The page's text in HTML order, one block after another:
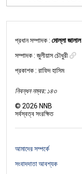
প্রধান সম্পাদক :মোল্লা জালাল
সম্পাদক :জুলীয়াস চৌধুরী
প্রকাশক : রাফিদ হাসিম
নিবন্ধন নম্বর: ১৪৩
©2026 NNB
সর্বস্বত্ব সংরক্ষিত
আমাদের সম্পর্কে
সংবাদদাতা আবশ্যক